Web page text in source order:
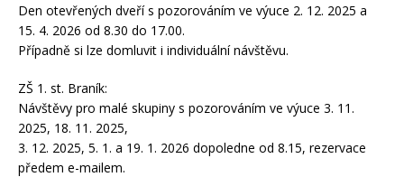
Den otevřených dveří s pozorováním ve výuce 2. 12. 2025 a
15. 4. 2026 od 8.30 do 17.00.
Případně si lze domluvit i individuální návštěvu.
ZŠ 1. st. Braník:
Návštěvy pro malé skupiny s pozorováním ve výuce 3. 11.
2025, 18. 11. 2025,
3. 12. 2025, 5. 1. a 19. 1. 2026 dopoledne od 8.15, rezervace
předem e-mailem.